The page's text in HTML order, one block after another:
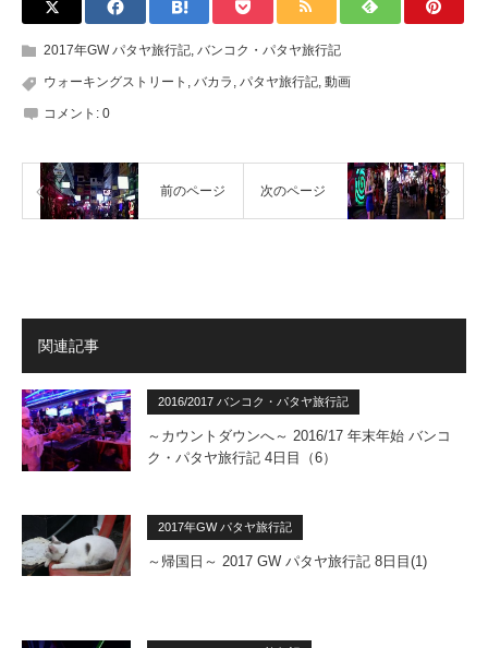
2017年GW パタヤ旅行記, バンコク・パタヤ旅行記
ウォーキングストリート , バカラ , パタヤ旅行記, 動画
コメント: 0
前のページ 次のページ
関連記事
2016/2017 バンコク・パタヤ旅行記
～カウントダウンへ～ 2016/17 年末年始 バンコ
ク・パタヤ旅行記 4日目（6）
2017年GW パタヤ旅行記
～帰国日～ 2017 GW パタヤ旅行記 8日目(1)